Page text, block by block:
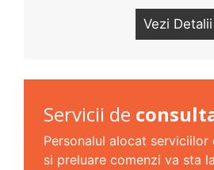
Vezi Detalii
Servicii de
Personalul alocat serviciilor
si preluare comenzi va sta